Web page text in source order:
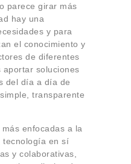
parece girar más
hay una
y para
el conocimiento y
de diferentes
aportar soluciones
del día a día de
transparente
enfocadas a la
tecnología en sí
y colaborativas,